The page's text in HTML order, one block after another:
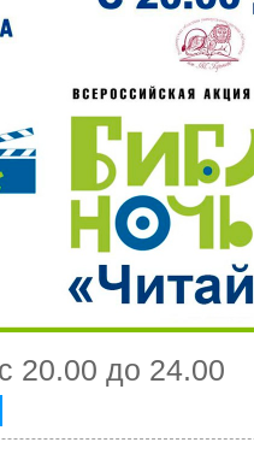
20.00 до 24.00